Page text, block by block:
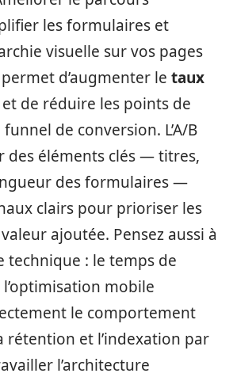
les formulaires et
visuelle sur vos pages
d’augmenter le taux
et de réduire les points de
de conversion. L’A/B
des éléments clés — titres,
des formulaires —
clairs pour prioriser les
ajoutée. Pensez aussi à
technique : le temps de
mobile
le comportement
rétention et l’indexation par
l’architecture